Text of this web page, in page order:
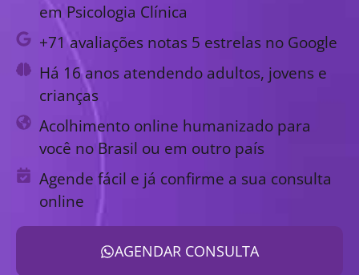
em Psicologia Clínica
+71 avaliações notas 5 estrelas no Google
Há 16 anos atendendo adultos, jovens e
crianças
Acolhimento online humanizado para
você no Brasil ou em outro país
Agende fácil e já confirme a sua consulta
online
AGENDAR CONSULTA